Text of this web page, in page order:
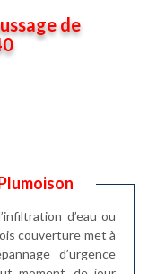
de
d’eau ou
couverture met à
d’urgence